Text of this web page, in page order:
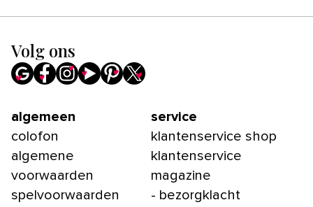
Volg ons
algemeen
colofon
algemene
voorwaarden
spelvoorwaarden
service
klantenservice shop
klantenservice
magazine
- bezorgklacht